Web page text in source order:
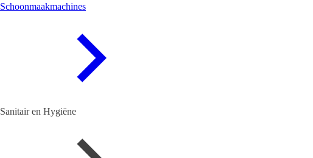
Schoonmaakmachines
Sanitair en Hygiëne